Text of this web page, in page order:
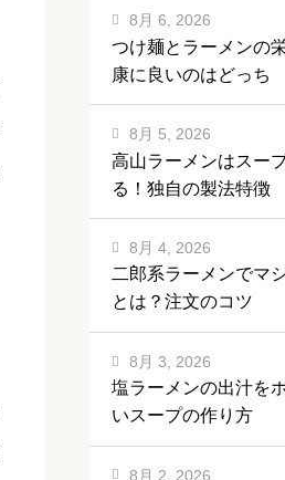
つけ麺とラーメンの
康に良いのはどっち
8月 6, 2026
高山ラーメンはスー
る！独自の製法特徴
8月 5, 2026
二郎系ラーメンでマ
とは？注文のコツ
8月 4, 2026
塩ラーメンの出汁を
いスープの作り方
8月 3, 2026
8月 2, 2026